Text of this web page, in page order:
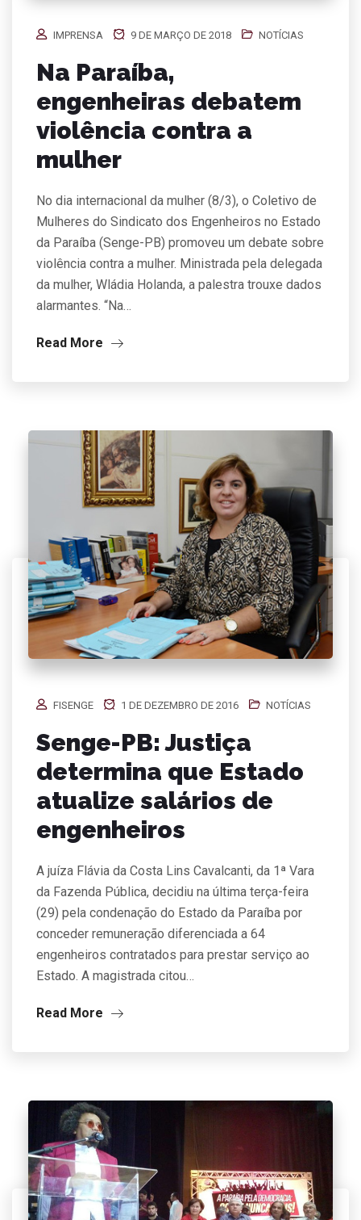
IMPRENSA 9 DE MARÇO DE 2018 NOTÍCIAS
Na Paraíba,
engenheiras debatem
violência contra a
mulher
No dia internacional da mulher (8/3), o Coletivo de
Mulheres do Sindicato dos Engenheiros no Estado
da Paraíba (Senge-PB) promoveu um debate sobre
violência contra a mulher. Ministrada pela delegada
da mulher, Wládia Holanda, a palestra trouxe dados
alarmantes. “Na…
Read More
FISENGE 1 DE DEZEMBRO DE 2016 NOTÍCIAS
Senge-PB: Justiça
determina que Estado
atualize salários de
engenheiros
A juíza Flávia da Costa Lins Cavalcanti, da 1ª Vara
da Fazenda Pública, decidiu na última terça-feira
(29) pela condenação do Estado da Paraíba por
conceder remuneração diferenciada a 64
engenheiros contratados para prestar serviço ao
Estado. A magistrada citou…
Read More